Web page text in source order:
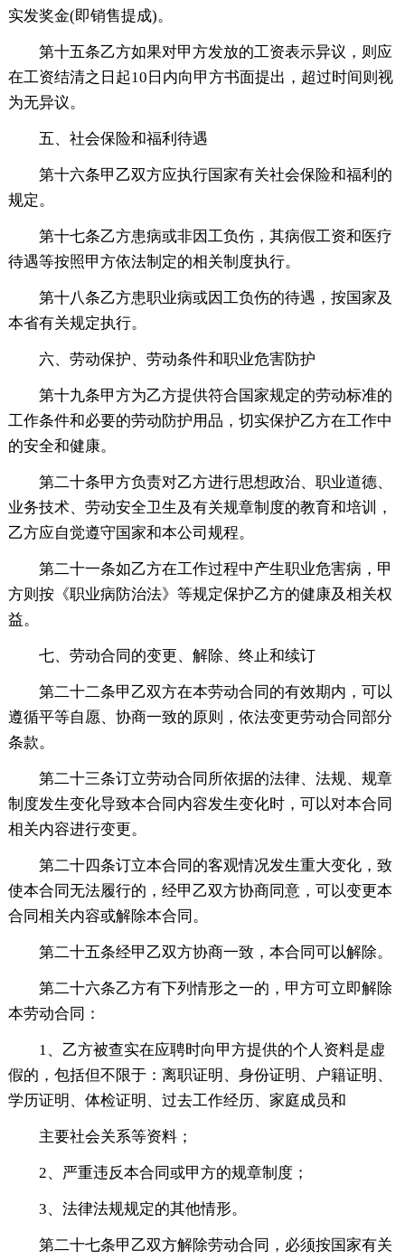
实发奖金(即销售提成)。
第十五条乙方如果对甲方发放的工资表示异议，则应
在工资结清之日起10日内向甲方书面提出，超过时间则视
为无异议。
五、社会保险和福利待遇
第十六条甲乙双方应执行国家有关社会保险和福利的
规定。
第十七条乙方患病或非因工负伤，其病假工资和医疗
待遇等按照甲方依法制定的相关制度执行。
第十八条乙方患职业病或因工负伤的待遇，按国家及
本省有关规定执行。
六、劳动保护、劳动条件和职业危害防护
第十九条甲方为乙方提供符合国家规定的劳动标准的
工作条件和必要的劳动防护用品，切实保护乙方在工作中
的安全和健康。
第二十条甲方负责对乙方进行思想政治、职业道德、
业务技术、劳动安全卫生及有关规章制度的教育和培训，
乙方应自觉遵守国家和本公司规程。
第二十一条如乙方在工作过程中产生职业危害病，甲
方则按《职业病防治法》等规定保护乙方的健康及相关权
益。
七、劳动合同的变更、解除、终止和续订
第二十二条甲乙双方在本劳动合同的有效期内，可以
遵循平等自愿、协商一致的原则，依法变更劳动合同部分
条款。
第二十三条订立劳动合同所依据的法律、法规、规章
制度发生变化导致本合同内容发生变化时，可以对本合同
相关内容进行变更。
第二十四条订立本合同的客观情况发生重大变化，致
使本合同无法履行的，经甲乙双方协商同意，可以变更本
合同相关内容或解除本合同。
第二十五条经甲乙双方协商一致，本合同可以解除。
第二十六条乙方有下列情形之一的，甲方可立即解除
本劳动合同：
1、乙方被查实在应聘时向甲方提供的个人资料是虚
假的，包括但不限于：离职证明、身份证明、户籍证明、
学历证明、体检证明、过去工作经历、家庭成员和
主要社会关系等资料；
2、严重违反本合同或甲方的规章制度；
3、法律法规规定的其他情形。
第二十七条甲乙双方解除劳动合同，必须按国家有关